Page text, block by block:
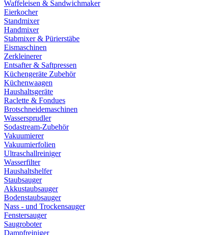
Waffeleisen & Sandwichmaker
Eierkocher
Standmixer
Handmixer
Stabmixer & Pürierstäbe
Eismaschinen
Zerkleinerer
Entsafter & Saftpressen
Küchengeräte Zubehör
Küchenwaagen
Haushaltsgeräte
Raclette & Fondues
Brotschneidemaschinen
Wassersprudler
Sodastream-Zubehör
Vakuumierer
Vakuumierfolien
Ultraschallreiniger
Wasserfilter
Haushaltshelfer
Staubsauger
Akkustaubsauger
Bodenstaubsauger
Nass - und Trockensauger
Fenstersauger
Saugroboter
Dampfreiniger